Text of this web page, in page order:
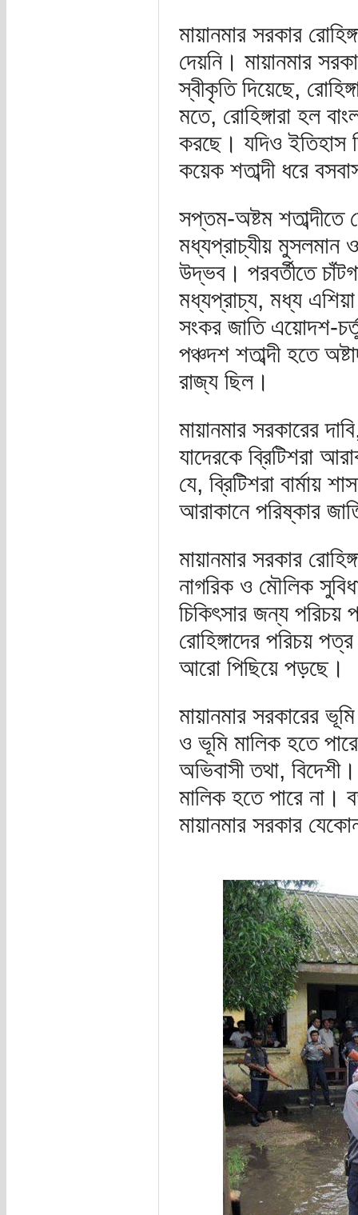
মায়ানমার সরকার
দেয়নি। মায়ানমার
স্বীকৃতি দিয়েছে,
মতে, রোহিঙ্গারা হল
করছে। যদিও ইতিহাস
কয়েক শতাব্দী ধরে
সপ্তম-অষ্টম শতাব্দীতে
মধ্যপ্রাচ্যীয় মুসলমান ও
উদ্ভব। পরবর্তীতে
মধ্যপ্রাচ্য, মধ্য
সংকর জাতি এয়োদশ-
পঞ্চদশ শতাব্দী হতে
রাজ্য ছিল।
মায়ানমার সরকারের
যাদেরকে ব্রিটিশরা
যে, ব্রিটিশরা বার্মায়
আরাকানে পরিষ্কার
মায়ানমার সরকার
নাগরিক ও মৌলিক
চিকিৎসার জন্য পরিচয়
রোহিঙ্গাদের পরিচয়
আরো পিছিয়ে পড়ছে।
মায়ানমার সরকারের
ও ভূমি মালিক হতে পারে
অভিবাসী তথা,
মালিক হতে পারে না।
মায়ানমার সরকার